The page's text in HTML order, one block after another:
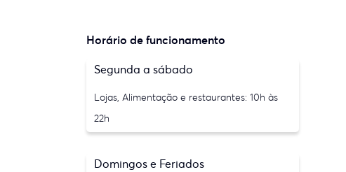
Horário de funcionamento
Segunda a sábado
Lojas, Alimentação e restaurantes: 10h às
22h
Domingos e Feriados